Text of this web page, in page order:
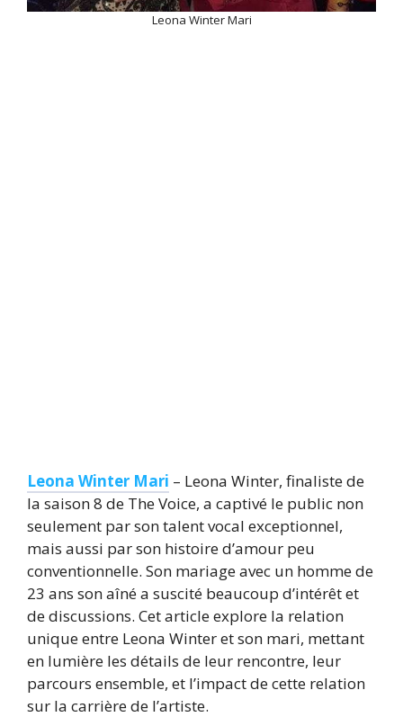
Leona Winter Mari
Leona Winter Mari – Leona Winter, finaliste de
la saison 8 de The Voice, a captivé le public non
seulement par son talent vocal exceptionnel,
mais aussi par son histoire d’amour peu
conventionnelle. Son mariage avec un homme de
23 ans son aîné a suscité beaucoup d’intérêt et
de discussions. Cet article explore la relation
unique entre Leona Winter et son mari, mettant
en lumière les détails de leur rencontre, leur
parcours ensemble, et l’impact de cette relation
sur la carrière de l’artiste.